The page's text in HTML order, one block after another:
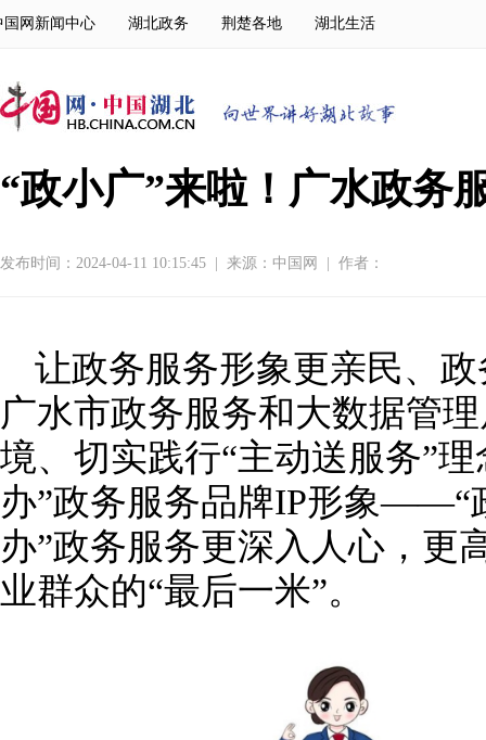
国网新闻中心 湖北政务 荆楚各地 湖北生活
“政小广”来啦！广水政务
发布时间：2024-04-11 10:15:45 来源： 中国网 作者：
让政务服务形象更亲民、
广水市政务服务和大数据管
境、切实践行“主动送服务”
办”政务服务品牌IP形象——“
办”政务服务更深入人心，更
业群众的“最后一米”。